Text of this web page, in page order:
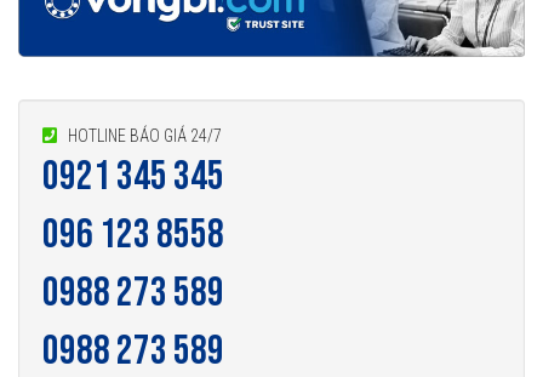
HOTLINE BÁO GIÁ 24/7
0921 345 345
096 123 8558
0988 273 589
0988 273 589